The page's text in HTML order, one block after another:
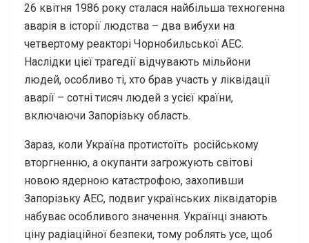
26 квітня 1986 року сталася найбільша техногенна
аварія в історії людства – два вибухи на
четвертому реакторі Чорнобильської АЕС.
Наслідки цієї трагедії відчувають мільйони
людей, особливо ті, хто брав участь у ліквідації
аварії – сотні тисяч людей з усієї країни,
включаючи Запорізьку область.
Зараз, коли Україна протистоїть російському
вторгненню, а окупанти загрожують світові
новою ядерною катастрофою, захопивши
Запорізьку АЕС, подвиг українських ліквідаторів
набуває особливого значення. Українці знають
ціну радіаційної безпеки, тому роблять усе, щоб